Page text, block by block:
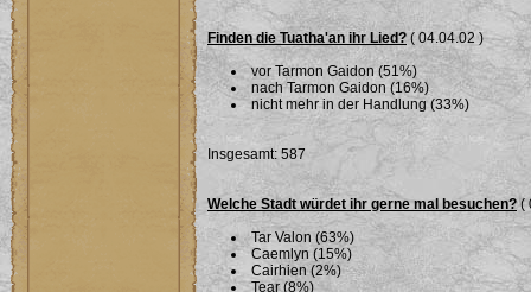
Finden die Tuatha'an ihr Lied? ( 04.04.02 )
vor Tarmon Gaidon (51%)
nach Tarmon Gaidon (16%)
nicht mehr in der Handlung (33%)
Insgesamt: 587
Welche Stadt würdet ihr gerne mal besuchen?(
Tar Valon (63%)
Caemlyn (15%)
Cairhien (2%)
Tear (8%)